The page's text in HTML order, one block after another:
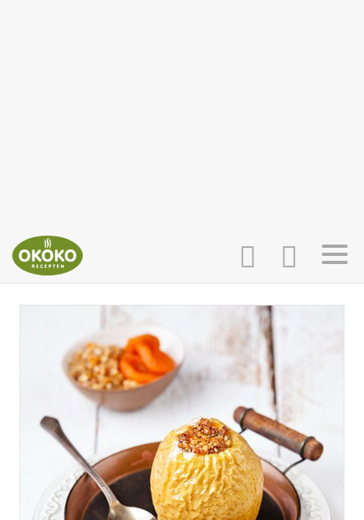
INLOGGEN
AANMELDEN
HOME
RECEPTEN
WEEKMENU'S
KOOKBOEKEN